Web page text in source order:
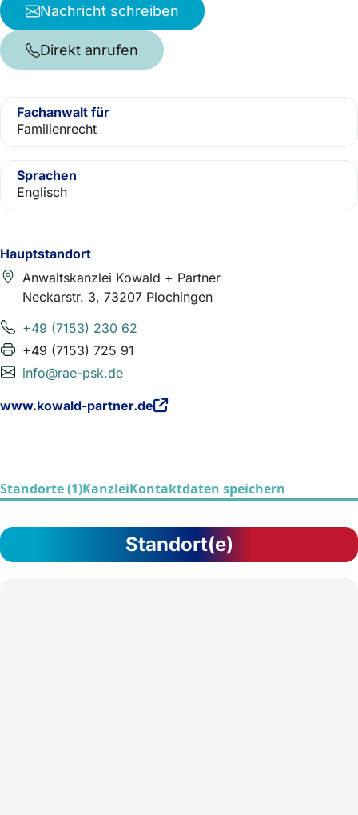
Hauptstandort
Anwaltskanzlei Kowald + Partner
Neckarstr. 3, 73207 Plochingen
+49 (7153) 230 62
+49 (7153) 725 91
info@rae-psk.de
www.kowald-partner.de
Nachricht schreiben
Direkt anrufen
Fachanwalt für
Familienrecht
Sprachen
Englisch
Standorte (1)KanzleiKontaktdaten speichern
Standort(e)